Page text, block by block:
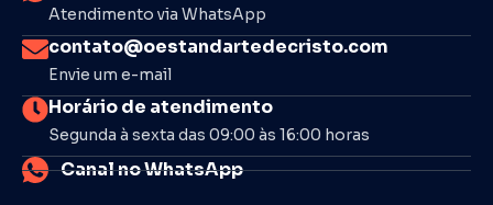
Atendimento via WhatsApp
contato@oestandartedecristo.com
Envie um e-mail
Horário de atendimento
Segunda à sexta das 09:00 às 16:00 horas
Canal no WhatsApp